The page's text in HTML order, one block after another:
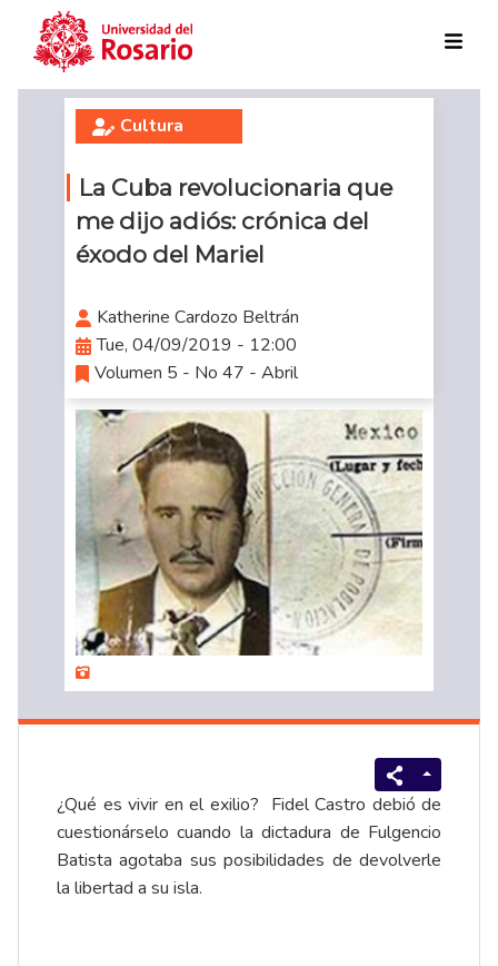
Skip to main content
Cultura
La Cuba revolucionaria que
me dijo adiós: crónica del
éxodo del Mariel
Katherine Cardozo Beltrán
Tue, 04/09/2019 - 12:00
Volumen 5 - No 47 - Abril
¿Qué es vivir en el exilio? Fidel Castro debió de
cuestionárselo cuando la dictadura de Fulgencio
Batista agotaba sus posibilidades de devolverle
la libertad a su isla.